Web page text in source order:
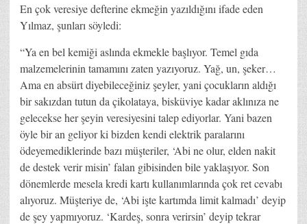
En çok veresiye defterine ekmeğin yazıldığını ifade eden
Yılmaz, şunları söyledi:
“Ya en bel kemiği aslında ekmekle başlıyor. Temel gıda
malzemelerinin tamamını zaten yazıyoruz. Yağ, un, şeker…
Ama en absürt diyebileceğiniz şeyler, yani çocukların aldığı
bir sakızdan tutun da çikolataya, bisküviye kadar aklınıza ne
gelecekse her şeyin veresiyesini talep ediyorlar. Yani bazen
öyle bir an geliyor ki bizden kendi elektrik paralarını
ödeyemediklerinde bazı müşteriler, ‘Abi ne olur, elden nakit
de destek verir misin’ falan gibisinden bile yaklaşıyor. Son
dönemlerde mesela kredi kartı kullanımlarında çok ret cevabı
alıyoruz. Müşteriye de, ‘Abi işte kartımda limit kalmadı’ deyip
de şey yapmıyoruz. ‘Kardeş, sonra verirsin’ deyip tekrar